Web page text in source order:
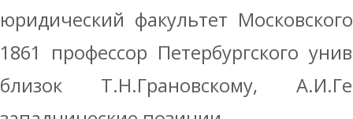
юридический факультет
1861 профессор Петербургского
близок Т.Н.Грановскому,